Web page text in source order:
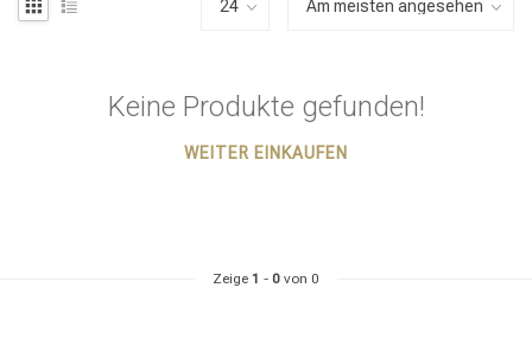
Keine Produkte gefunden!
WEITER EINKAUFEN
Zeige 1 - 0 von 0